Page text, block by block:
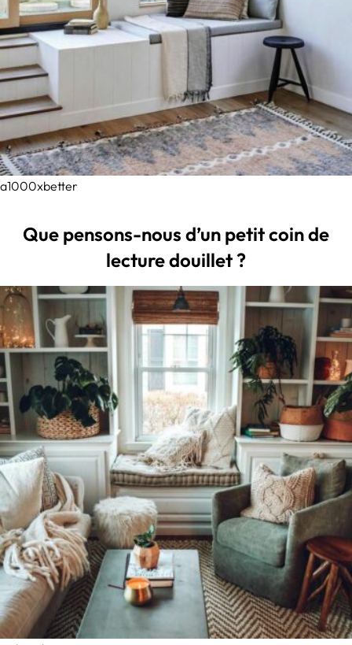
a1000xbetter
Que pensons-nous d’un petit coin de
lecture douillet ?